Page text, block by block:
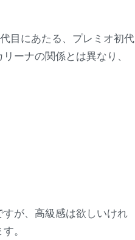
目にあたる、プレミオ初代
ーナの関係とは異なり、
が、高級感は欲しいけれ
。